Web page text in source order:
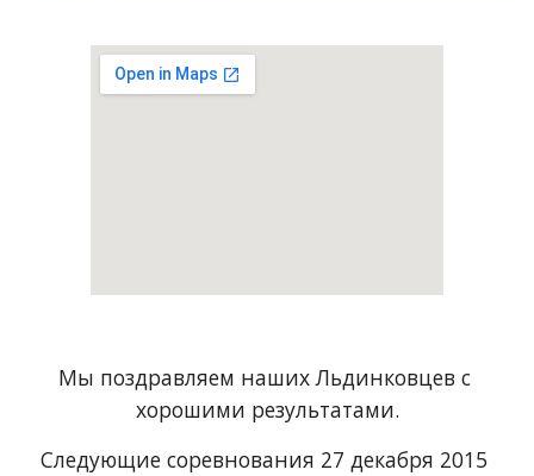
Мы поздравляем наших Льдинковцев с
хорошими результатами.
Следующие соревнования 27 декабря 2015